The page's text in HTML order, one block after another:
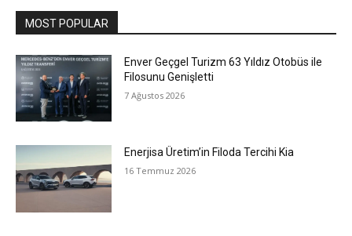
MOST POPULAR
Enver Geçgel Turizm 63 Yıldız Otobüs ile
Filosunu Genişletti
7 Ağustos 2026
Enerjisa Üretim’in Filoda Tercihi Kia
16 Temmuz 2026